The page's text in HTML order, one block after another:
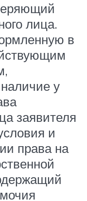
лица.
в
у
заявителя
и
права на